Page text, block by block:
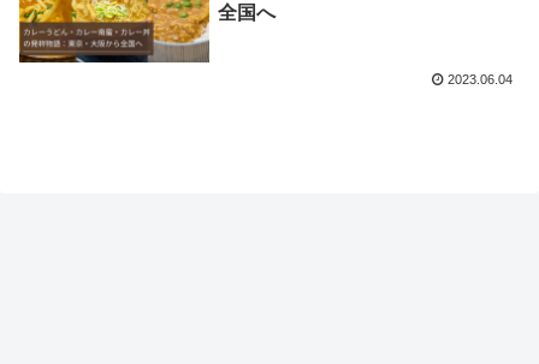
全国へ
2023.06.04